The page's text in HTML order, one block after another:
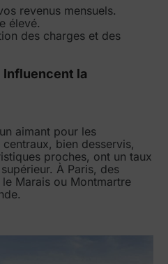
revenus mensuels.
élevé.
des charges et des
Influencent la
aimant pour les
bien desservis,
proches, ont un taux
À Paris, des
Marais ou Montmartre